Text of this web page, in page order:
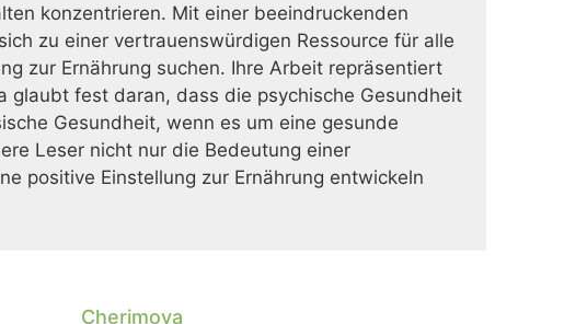
konzentrieren. Mit einer beeindruckenden
zu einer vertrauenswürdigen Ressource für alle
zur Ernährung suchen. Ihre Arbeit repräsentiert
glaubt fest daran, dass die psychische Gesundheit
Gesundheit, wenn es um eine gesunde
Leser nicht nur die Bedeutung einer
positive Einstellung zur Ernährung entwickeln
Cherimoya